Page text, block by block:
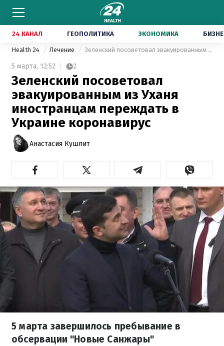
24 КАНАЛ ГЕОПОЛИТИКА ЭКОНОМИКА
Health 24 Лечение Зеленский посоветовал эвакуированным из Уханя иностранцам переждать в Украине коронавирус
5 марта, 12:52 2
Зеленский посоветовал
эвакуированным из Уханя
иностранцам переждать в
Украине коронавирус
Анастасия Кушпит
5 марта завершилось пребывание в
обсервации "Новые Санжары"